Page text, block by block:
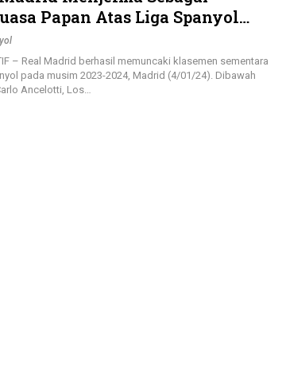
Papan Atas Liga Spanyol
Ancelotti Tekankan
Konsistensi
– Real Madrid berhasil memuncaki klasemen sementara
pada musim 2023-2024, Madrid (4/01/24). Dibawah
Ancelotti, Los…